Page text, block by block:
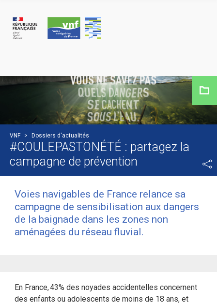
VNF > Dossiers d'actualités
#COULEPASTONÉTÉ : partagez la
campagne de prévention
Voies navigables de France relance sa
campagne de sensibilisation aux dangers
de la baignade dans les zones non
aménagées du réseau fluvial.
En France, 43% des noyades accidentelles concernent
des enfants ou adolescents de moins de 18 ans, et